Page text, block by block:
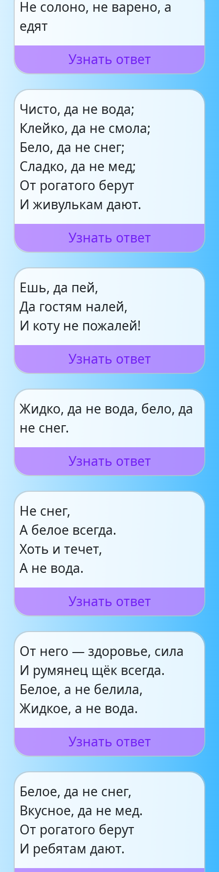
Не солоно, не варено, а
едят
Узнать ответ
Чисто, да не вода;
Клейко, да не смола;
Бело, да не снег;
Сладко, да не мед;
От рогатого берут
И живулькам дают.
Узнать ответ
Ешь, да пей,
Да гостям налей,
И коту не пожалей!
Узнать ответ
Жидко, да не вода, бело, да
не снег.
Узнать ответ
Не снег,
А белое всегда.
Хоть и течет,
А не вода.
Узнать ответ
От него — здоровье, сила
И румянец щёк всегда.
Белое, а не белила,
Жидкое, а не вода.
Узнать ответ
Белое, да не снег,
Вкусное, да не мед.
От рогатого берут
И ребятам дают.